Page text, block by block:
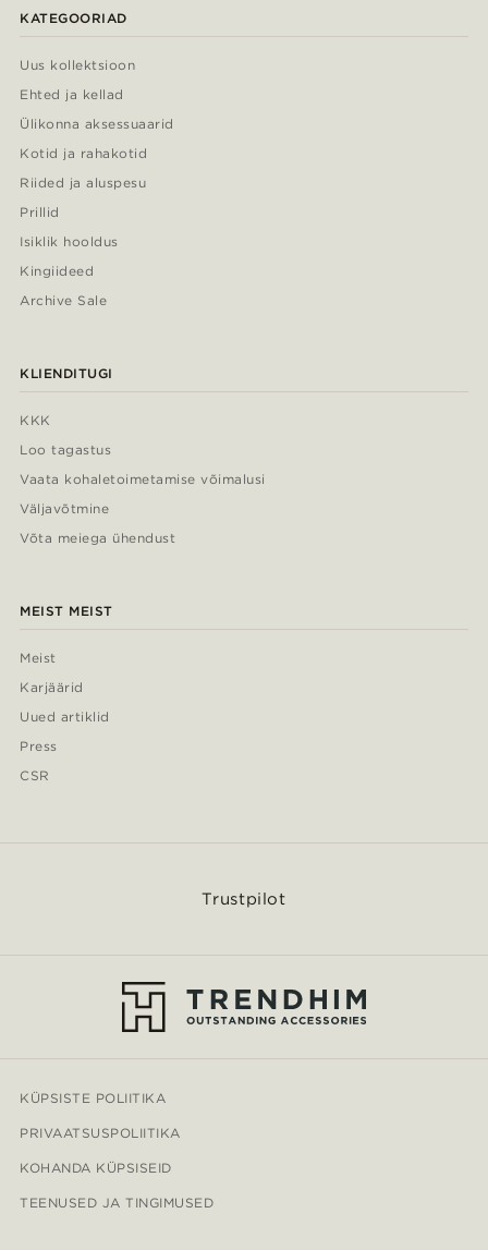
KATEGOORIAD
Uus kollektsioon
Ehted ja kellad
Ülikonna aksessuaarid
Kotid ja rahakotid
Riided ja aluspesu
Prillid
Isiklik hooldus
Kingiideed
Archive Sale
KLIENDITUGI
KKK
Loo tagastus
Vaata kohaletoimetamise võimalusi
Väljavõtmine
Võta meiega ühendust
MEIST MEIST
Meist
Karjäärid
Uued artiklid
Press
CSR
Trustpilot
KÜPSISTE POLIITIKA
PRIVAATSUSPOLIITIKA
KOHANDA KÜPSISEID
TEENUSED JA TINGIMUSED